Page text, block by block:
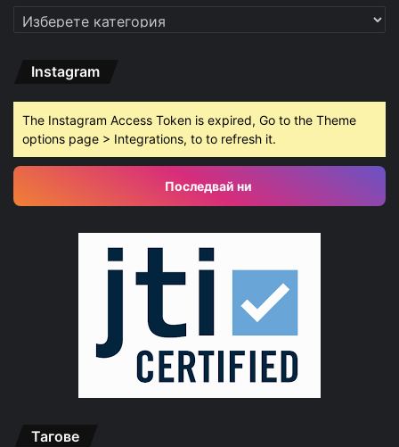
Категории
Instagram
The Instagram Access Token is expired, Go to the Theme
options page > Integrations, to to refresh it.
Последвай ни
Тагове